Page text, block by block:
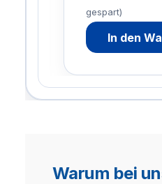
gespart)
In den
Warum bei